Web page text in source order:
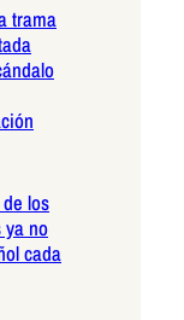
trama
los
ya no
cada